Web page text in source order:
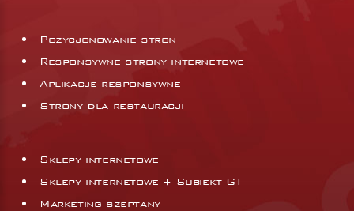
Pozycjonowanie stron
Responsywne strony internetowe
Aplikacje responsywne
Strony dla restauracji
Sklepy internetowe
Sklepy internetowe + Subiekt GT
Marketing szeptany